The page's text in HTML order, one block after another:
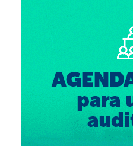
Contatos
Fale Conosco